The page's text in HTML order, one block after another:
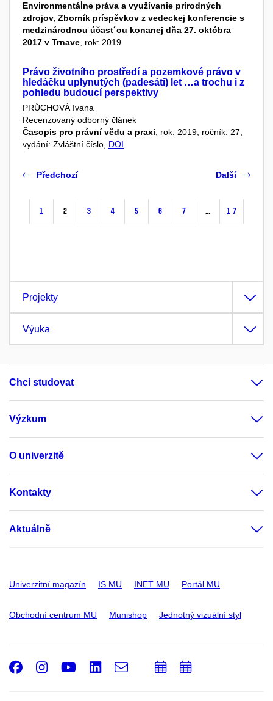
Environmentáĺne práva a využívanie prírodných
zdrojov, Zborník príspěvkov z vedeckej konferencie s
medzinárodnou účast´ou konanej dňa 27. októbra
2017 v Trnave , rok: 2019
Právo životního prostředí a pozemkové právo v
hledáčku uplynutých (padesáti) let …a trochu i z
pohledu budoucí perspektivy
PRŮCHOVÁ Ivana
Recenzovaný odborný článek
Časopis pro právní vědu a praxi, rok: 2019, ročník: 27,
vydání: Zvláštní číslo, DOI
Předchozí
1 2 3 4 5 6 7 … 17
Další
Projekty
Výuka
Chci studovat
Výzkum
O univerzitě
Kontakty
Aktuálně
Univerzitní magazín IS MU INET MU Portál MU
Obchodní centrum MU Munishop Jednotný vizuální styl
Facebook
Instagram
Youtube
LinkedIn
e-
PřidatPřidat